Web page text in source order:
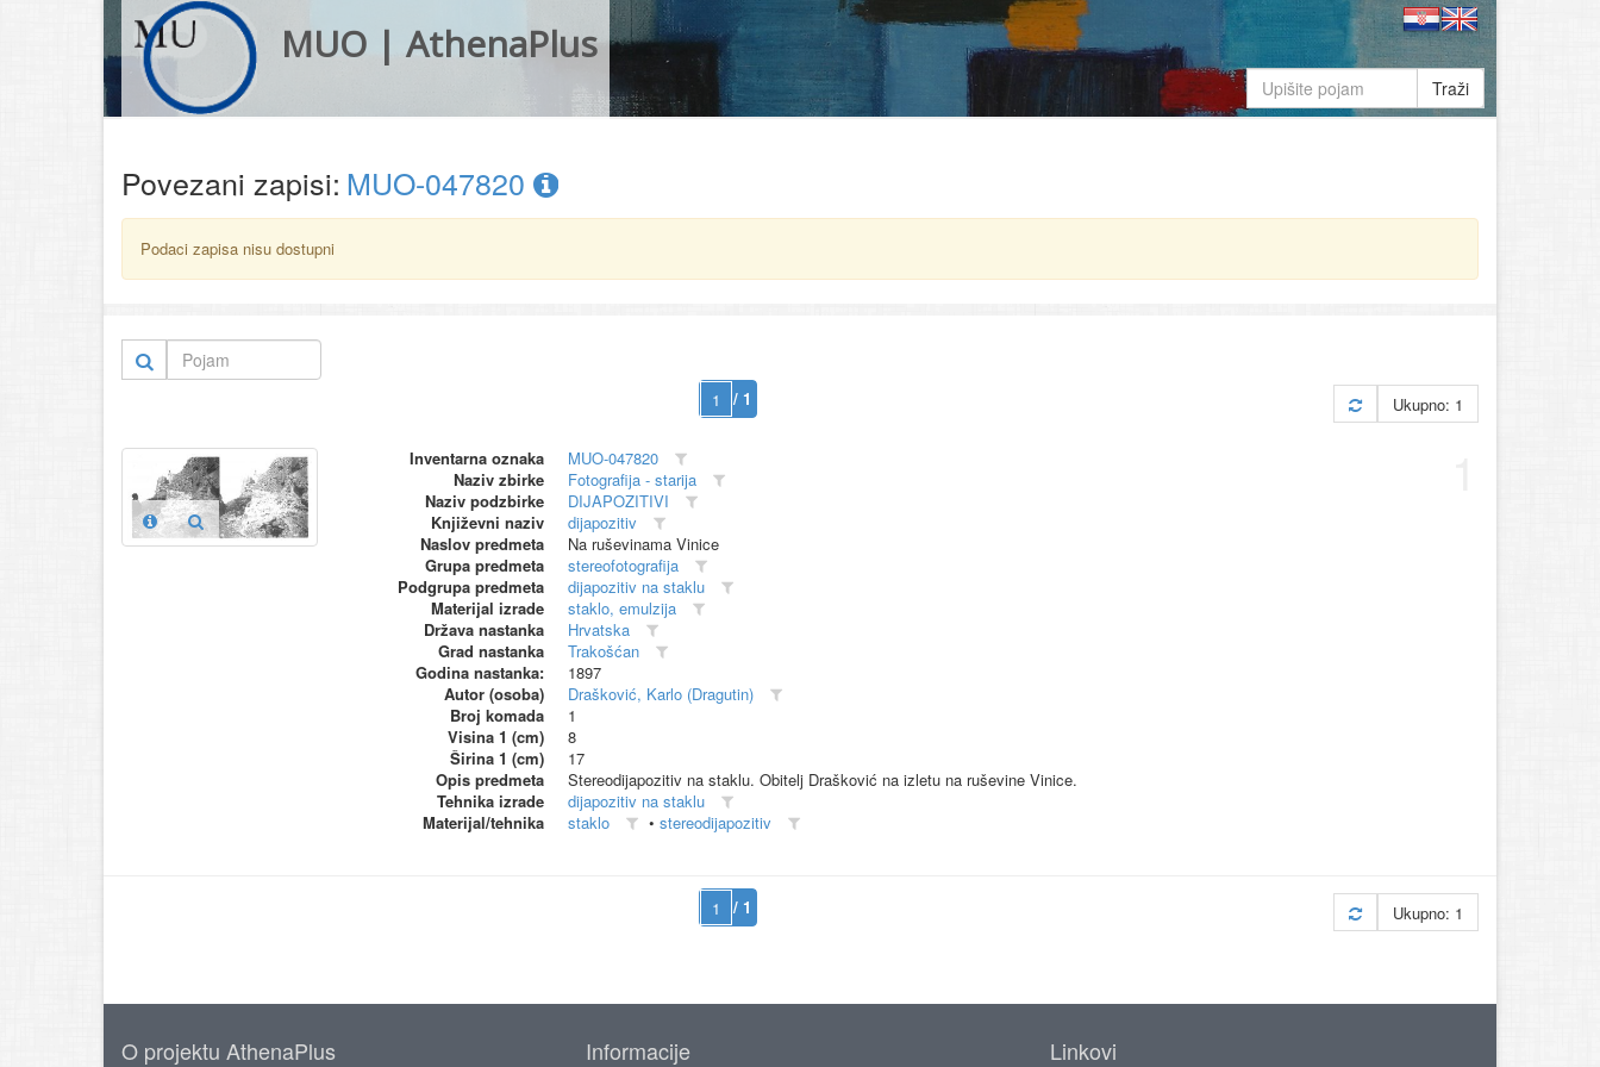
MUO | AthenaPlus
Traži
Povezani zapisi: MUO-047820
Podaci zapisa nisu dostupni
/ 1 Ukupno: 1
Inventarna oznaka
MUO-047820
Naziv zbirke
Fotografija - starija
Naziv podzbirke
DIJAPOZITIVI
Književni naziv
dijapozitiv
Naslov predmeta
Na ruševinama Vinice
Grupa predmeta
stereofotografija
Podgrupa predmeta
dijapozitiv na staklu
Materijal izrade
staklo, emulzija
Država nastanka
Hrvatska
Grad nastanka
Trakošćan
Godina nastanka:
1897
Autor (osoba)
Drašković, Karlo (Dragutin)
Broj komada
1
Visina 1 (cm)
8
Širina 1 (cm)
17
Opis predmeta
Stereodijapozitiv na staklu. Obitelj Drašković na izletu na ruševine Vinice.
Tehnika izrade
dijapozitiv na staklu
Materijal/tehnika
staklo • stereodijapozitiv
/ 1 Ukupno: 1
O projektu AthenaPlus Informacije Linkovi